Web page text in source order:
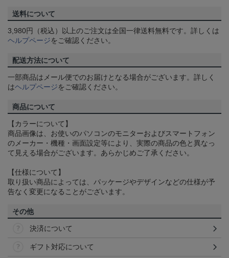
送料について
3,980円（税込）以上のご注文は全国一律送料無料です。詳しくは
ヘルプページをご確認ください。
配送方法について
一部商品はメール便でのお届けとなる場合がございます。詳しく
はヘルプページをご確認ください。
商品について
【カラーについて】
商品画像は、お使いのパソコンのモニターおよびスマートフォン
のメーカー・機種・画面設定等により、実際の商品の色と異なっ
て見える場合がございます。あらかじめご了承ください。
【仕様について】
取り扱い商品によっては、パッケージやデザインなどの仕様が予
告なく変更になることがございます。
その他
決済について
ギフト対応について